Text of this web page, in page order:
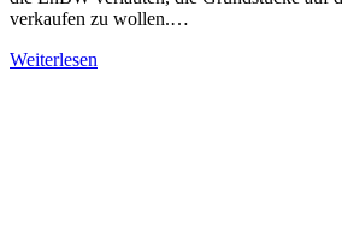
verkaufen zu wollen.…
Weiterlesen